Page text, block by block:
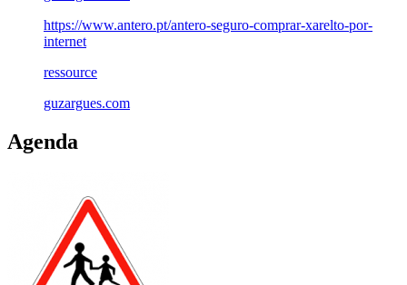
https://www.antero.pt/antero-seguro-comprar-xarelto-por-
internet
ressource
guzargues.com
Agenda